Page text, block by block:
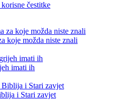
čestitke
koje možda niste znali
imati ih
i Stari zavjet